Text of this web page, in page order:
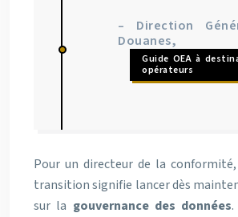
– Direction
Douanes,
Guide OEA à
opérateurs
Pour un directeur de la
transition signifie lancer dès
sur la gouvernance des données